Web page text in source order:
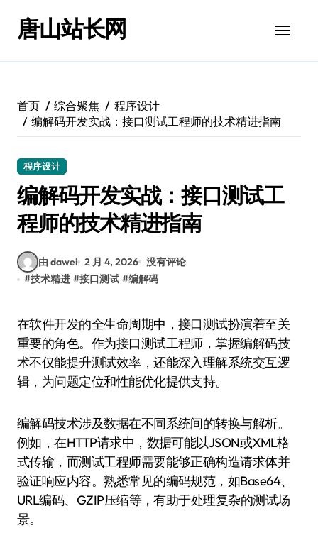
唐山站长网
首页 综合聚焦
程序设计
编解码开发实战：接口测试工程师的技术精进指南
程序设计
编解码开发实战：接口测试工
程师的技术精进指南
由 dawei 2 月 4, 2026 没有评论
#技术精进 #接口测试 #编解码
在软件开发的全生命周期中，接口测试扮演着至关
重要的角色。作为接口测试工程师，掌握编解码技
术不仅能提升测试效率，还能深入理解系统交互逻
辑，为问题定位和性能优化提供支持。
编解码技术涉及数据在不同系统间的转换与解析。
例如，在HTTP请求中，数据可能以JSON或XML格
式传输，而测试工程师需要能够正确构造请求体并
验证响应内容。熟悉常见的编码规范，如Base64、
URL编码、GZIP压缩等，有助于处理复杂的测试场
景。